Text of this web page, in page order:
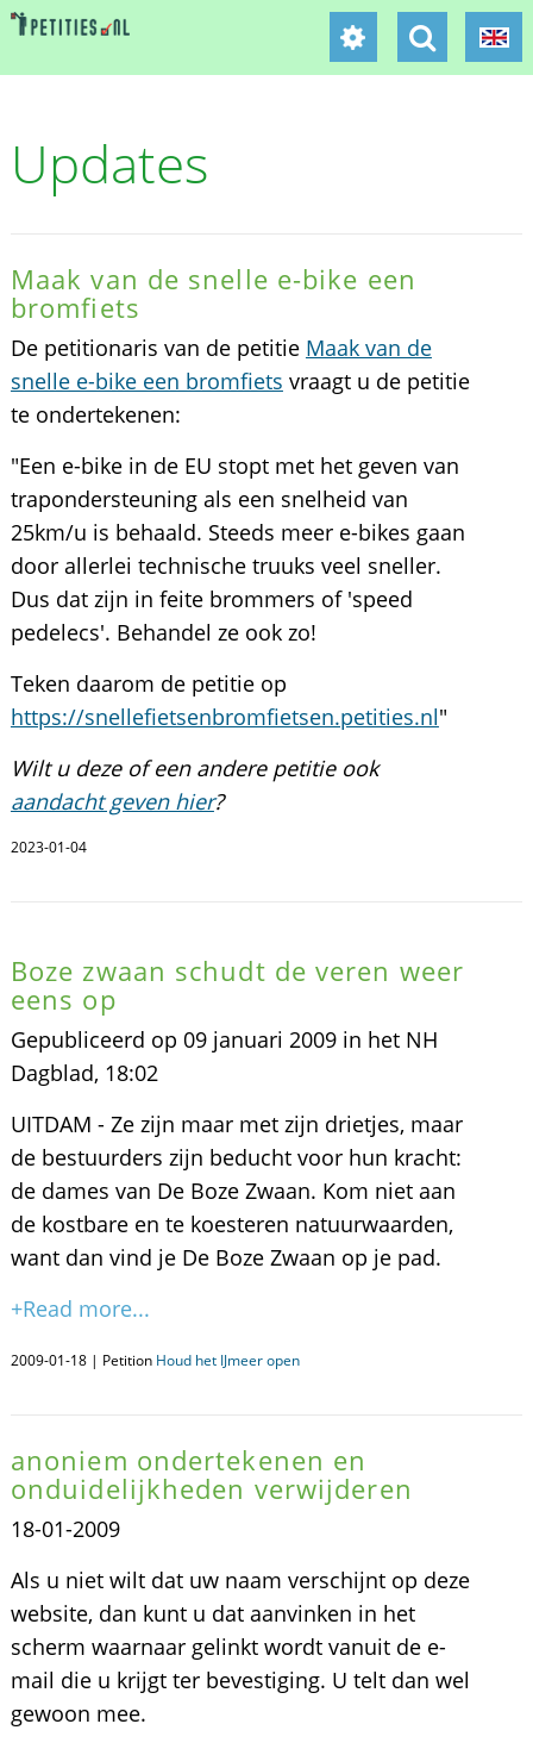
Updates
Maak van de snelle e-bike een
bromfiets
De petitionaris van de petitie Maak van de
snelle e-bike een bromfiets vraagt u de petitie
te ondertekenen:
"Een e-bike in de EU stopt met het geven van
trapondersteuning als een snelheid van
25km/u is behaald. Steeds meer e-bikes gaan
door allerlei technische truuks veel sneller.
Dus dat zijn in feite brommers of 'speed
pedelecs'. Behandel ze ook zo!
Teken daarom de petitie op
https://snellefietsenbromfietsen.petities.nl"
Wilt u deze of een andere petitie ook
aandacht geven hier?
2023-01-04
Boze zwaan schudt de veren weer
eens op
Gepubliceerd op 09 januari 2009 in het NH
Dagblad, 18:02
UITDAM - Ze zijn maar met zijn drietjes, maar
de bestuurders zijn beducht voor hun kracht:
de dames van De Boze Zwaan. Kom niet aan
de kostbare en te koesteren natuurwaarden,
want dan vind je De Boze Zwaan op je pad.
+Read more...
2009-01-18 | Petition Houd het IJmeer open
anoniem ondertekenen en
onduidelijkheden verwijderen
18-01-2009
Als u niet wilt dat uw naam verschijnt op deze
website, dan kunt u dat aanvinken in het
scherm waarnaar gelinkt wordt vanuit de e-
mail die u krijgt ter bevestiging. U telt dan wel
gewoon mee.